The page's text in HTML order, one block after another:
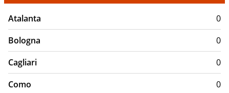
Atalanta
0
Bologna
0
Cagliari
0
Como
0